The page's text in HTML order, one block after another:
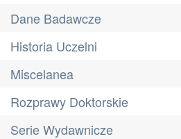
Dane Badawcze
Historia Uczelni
Miscelanea
Rozprawy Doktorskie
Serie Wydawnicze